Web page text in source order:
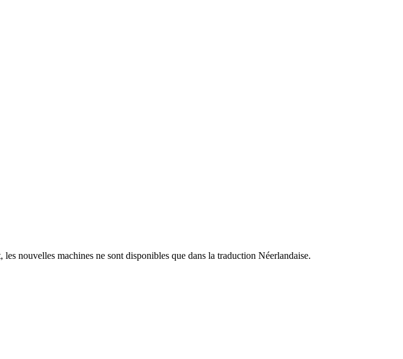
nouvelles machines ne sont disponibles que dans la traduction Néerlandaise.